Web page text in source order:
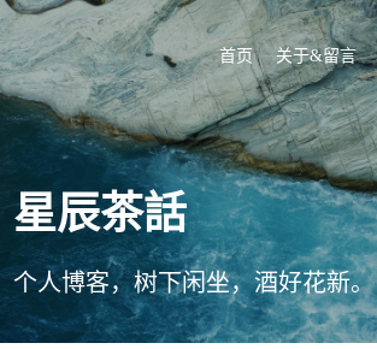
首页 关于&留言
星辰茶話
个人博客，树下闲坐，酒好花新。